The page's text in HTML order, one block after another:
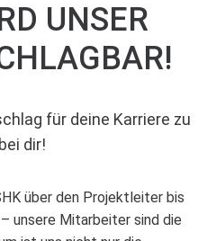
UNSER
für deine Karriere zu
dir!
über den Projektleiter bis
unsere Mitarbeiter sind die